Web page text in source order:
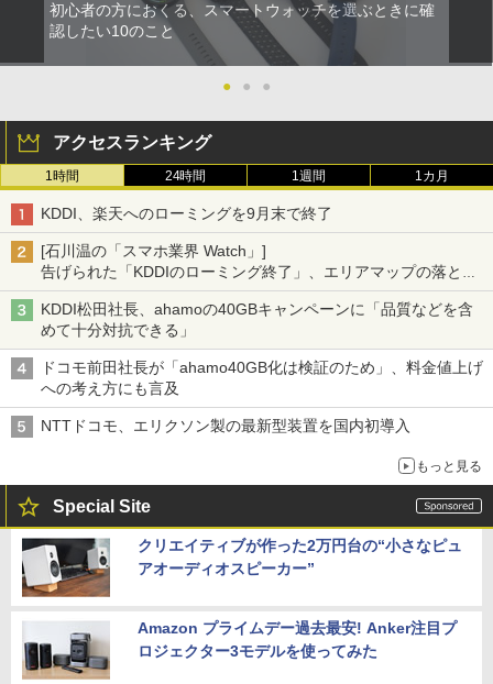
初心者の方におくる、スマートウォッチを選ぶときに確
認したい10のこと
● ● ●
アクセスランキング
1時間 24時間 1週間 1カ月
KDDI、楽天へのローミングを9月末で終了
[石川温の「スマホ業界 Watch」]
告げられた「KDDIのローミング終了」、エリアマップの落とし
穴と楽天モバイルの課題
KDDI松田社長、ahamoの40GBキャンペーンに「品質などを含
めて十分対抗できる」
ドコモ前田社長が「ahamo40GB化は検証のため」、料金値上げ
への考え方にも言及
NTTドコモ、エリクソン製の最新型装置を国内初導入
もっと見る
Special Site
クリエイティブが作った2万円台の“小さなピュ
アオーディオスピーカー”
Amazon プライムデー過去最安! Anker注目プ
ロジェクター3モデルを使ってみた